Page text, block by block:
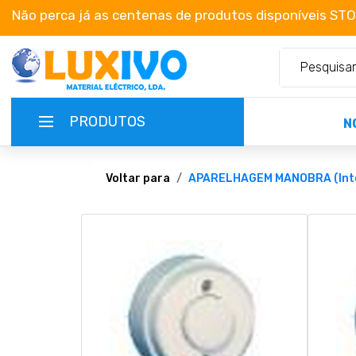
Não perca já as centenas de produtos disponíveis
PRODUTOS
TERMOS E CONDIÇÕES
Voltar para APARELHAGEM MANOBRA